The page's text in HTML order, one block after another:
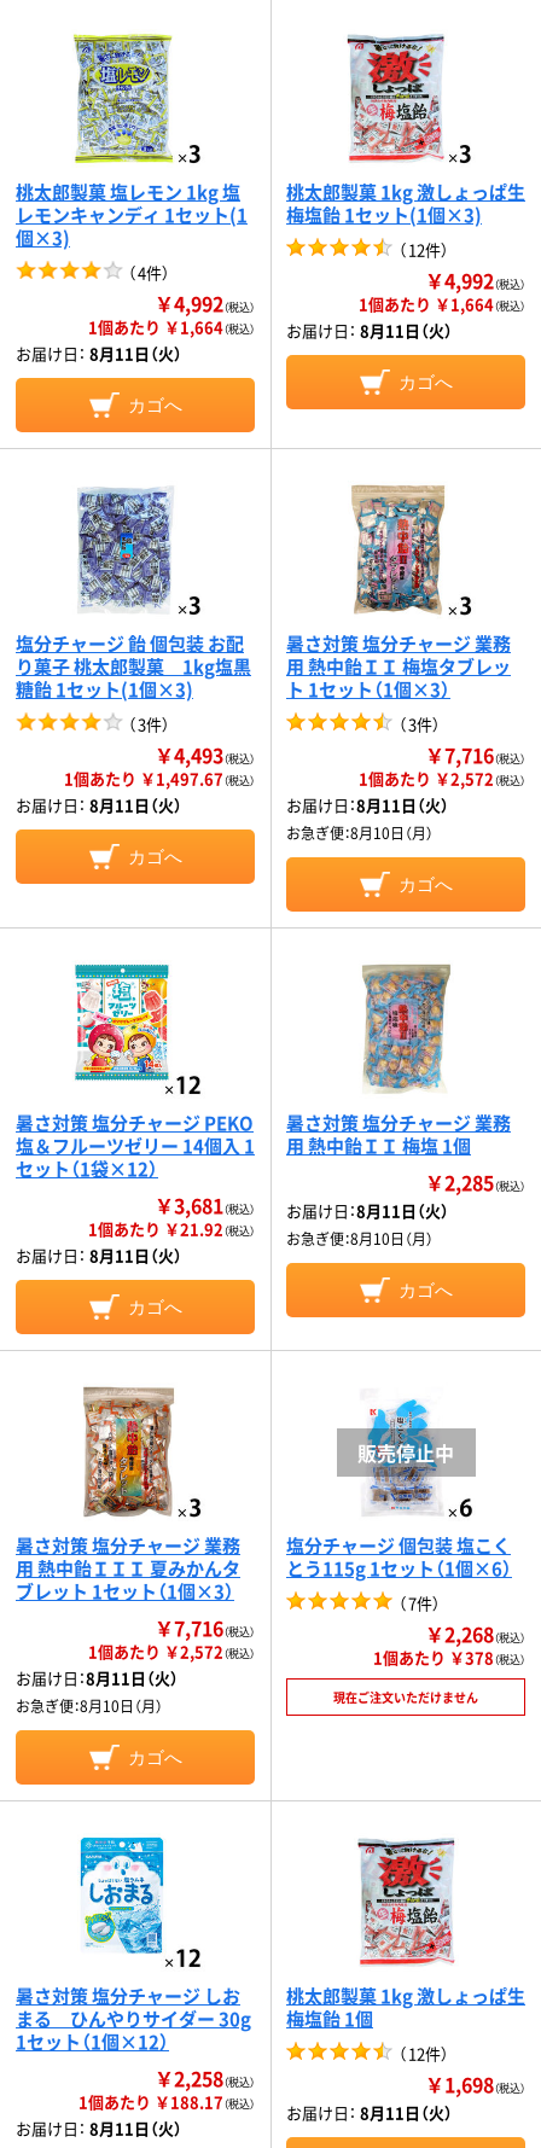
桃太郎製菓 塩レモン 1kg 塩
レモンキャンディ 1セット(1
個×3)
（4件）
￥4,992（税込）
1個あたり ￥1,664（税込）
お届け日： 8月11日（火）
カゴへ
桃太郎製菓 1kg 激しょっぱ生
梅塩飴 1セット(1個×3)
（12件）
￥4,992（税込）
1個あたり ￥1,664（税込）
お届け日： 8月11日（火）
カゴへ
塩分チャージ 飴 個包装 お配
り菓子 桃太郎製菓 1kg塩黒
糖飴 1セット(1個×3)
（3件）
￥4,493（税込）
1個あたり ￥1,497.67（税込）
お届け日： 8月11日（火）
カゴへ
暑さ対策 塩分チャージ 業務
用 熱中飴ＩＩ 梅塩タブレッ
ト 1セット（1個×3）
（3件）
￥7,716（税込）
1個あたり ￥2,572（税込）
お届け日：8月11日（火）
お急ぎ便：8月10日（月）
カゴへ
暑さ対策 塩分チャージ PEKO
塩＆フルーツゼリー 14個入 1
セット（1袋×12）
￥3,681（税込）
1個あたり ￥21.92（税込）
お届け日： 8月11日（火）
カゴへ
暑さ対策 塩分チャージ 業務
用 熱中飴ＩＩ 梅塩 1個
￥2,285（税込）
お届け日：8月11日（火）
お急ぎ便：8月10日（月）
カゴへ
暑さ対策 塩分チャージ 業務
用 熱中飴ＩＩＩ 夏みかんタ
ブレット 1セット（1個×3）
￥7,716（税込）
1個あたり ￥2,572（税込）
お届け日：8月11日（火）
お急ぎ便：8月10日（月）
カゴへ
塩分チャージ 個包装 塩こく
とう115g 1セット（1個×6）
（7件）
￥2,268（税込）
1個あたり ￥378（税込）
現在ご注文いただけません
暑さ対策 塩分チャージ しお
まる ひんやりサイダー 30g
1セット（1個×12）
￥2,258（税込）
1個あたり ￥188.17（税込）
お届け日： 8月11日（火）
桃太郎製菓 1kg 激しょっぱ生
梅塩飴 1個
（12件）
￥1,698（税込）
お届け日： 8月11日（火）